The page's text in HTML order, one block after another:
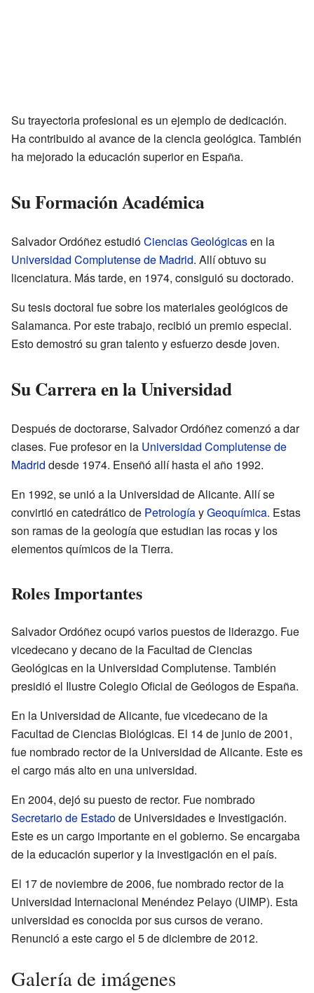
Su trayectoria profesional es un ejemplo de dedicación.
Ha contribuido al avance de la ciencia geológica. También
ha mejorado la educación superior en España.
Su Formación Académica
Salvador Ordóñez estudióCiencias Geológicasen la
Universidad Complutense de Madrid. Allí obtuvo su
licenciatura. Más tarde, en 1974, consiguió su doctorado.
Su tesis doctoral fue sobre los materiales geológicos de
Salamanca. Por este trabajo, recibió un premio especial.
Esto demostró su gran talento y esfuerzo desde joven.
Su Carrera en la Universidad
Después de doctorarse, Salvador Ordóñez comenzó a dar
clases. Fue profesor en la Universidad Complutense de
Madrid desde 1974. Enseñó allí hasta el año 1992.
En 1992, se unió a la Universidad de Alicante. Allí se
convirtió en catedrático de PetrologíayGeoquímica. Estas
son ramas de la geología que estudian las rocas y los
elementos químicos de la Tierra.
Roles Importantes
Salvador Ordóñez ocupó varios puestos de liderazgo. Fue
vicedecano y decano de la Facultad de Ciencias
Geológicas en la Universidad Complutense. También
presidió el Ilustre Colegio Oficial de Geólogos de España.
En la Universidad de Alicante, fue vicedecano de la
Facultad de Ciencias Biológicas. El 14 de junio de 2001,
fue nombrado rector de la Universidad de Alicante. Este es
el cargo más alto en una universidad.
En 2004, dejó su puesto de rector. Fue nombrado
Secretario de Estadode Universidades e Investigación.
Este es un cargo importante en el gobierno. Se encargaba
de la educación superior y la investigación en el país.
El 17 de noviembre de 2006, fue nombrado rector de la
Universidad Internacional Menéndez Pelayo (UIMP). Esta
universidad es conocida por sus cursos de verano.
Renunció a este cargo el 5 de diciembre de 2012.
Galería de imágenes